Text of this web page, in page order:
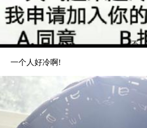
一个人好冷啊!